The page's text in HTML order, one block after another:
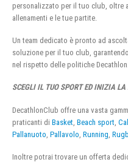
personalizzato per il tuo club, oltre
allenamenti e le tue partite.
Un team dedicato è pronto ad
soluzione per il tuo club,
nel rispetto delle politiche Decathlon.
SCEGLI IL TUO SPORT ED INIZIA
DecathlonClub offre una vasta
praticanti di Basket Beach sport
Pallanuoto Pallavolo Running
Inoltre potrai trovare un offerta